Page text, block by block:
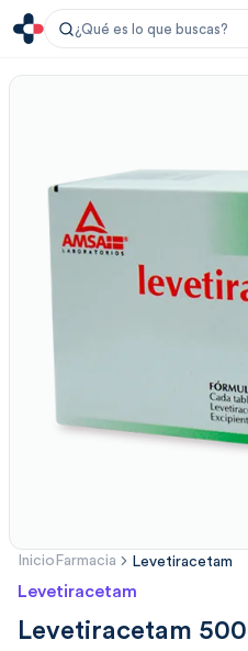
¿Qué es lo que buscas?
Inicio Farmacia Levetiracetam
Levetiracetam
Levetiracetam